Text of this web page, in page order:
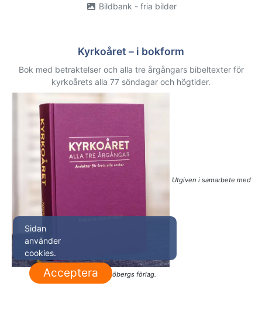
Bildbank - fria bilder
Kyrkoåret – i bokform
Bok med betraktelser och alla tre årgångars bibeltexter för
kyrkoårets alla 77 söndagar och högtider.
Utgiven i samarbete med
Sjöbergs förlag.
Sidan
använder
cookies.
Acceptera